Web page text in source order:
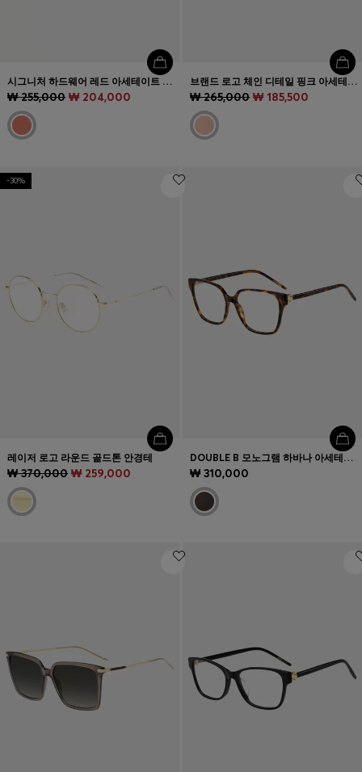
시그니처 하드웨어 레드 아세테이트 선글라스
₩ 255,000 ₩ 204,000
브랜드 로고 체인 디테일 핑크 아세테이트 옵티컬 프레임
₩ 265,000 ₩ 185,500
-30%
레이저 로고 라운드 골드톤 안경테
₩ 370,000 ₩ 259,000
DOUBLE B 모노그램 하바나 아세테이트 옵티컬 프레임
₩ 310,000